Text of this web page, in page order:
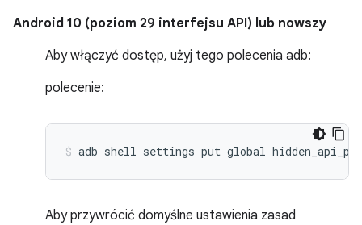
Android 10 (poziom 29 interfejsu API) lub nowszy
Aby włączyć dostęp, użyj tego polecenia adb:
polecenie:
Aby przywrócić domyślne ustawienia zasad